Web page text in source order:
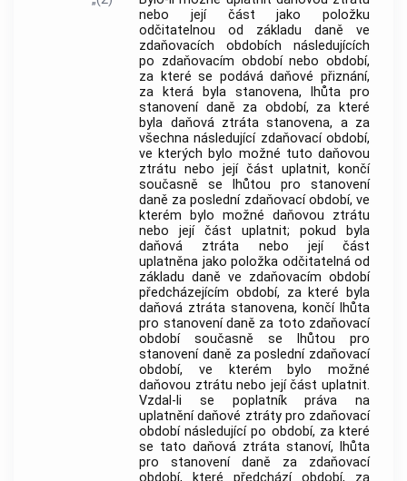
nebo její část jako položku
odčitatelnou od základu daně ve
zdaňovacích obdobích následujících
po zdaňovacím období nebo období,
za které se podává daňové přiznání,
za která byla stanovena, lhůta pro
stanovení daně za období, za které
byla daňová ztráta stanovena, a za
všechna následující zdaňovací období,
ve kterých bylo možné tuto daňovou
ztrátu nebo její část uplatnit, končí
současně se lhůtou pro stanovení
daně za poslední zdaňovací období, ve
kterém bylo možné daňovou ztrátu
nebo její část uplatnit; pokud byla
daňová ztráta nebo její část
uplatněna jako položka odčitatelná od
základu daně ve zdaňovacím období
předcházejícím období, za které byla
daňová ztráta stanovena, končí lhůta
pro stanovení daně za toto zdaňovací
období současně se lhůtou pro
stanovení daně za poslední zdaňovací
období, ve kterém bylo možné
daňovou ztrátu nebo její část uplatnit.
Vzdal-li se poplatník práva na
uplatnění daňové ztráty pro zdaňovací
období následující po období, za které
se tato daňová ztráta stanoví, lhůta
pro stanovení daně za zdaňovací
období, které předchází období, za